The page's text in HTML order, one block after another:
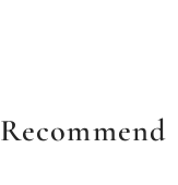
Recommend